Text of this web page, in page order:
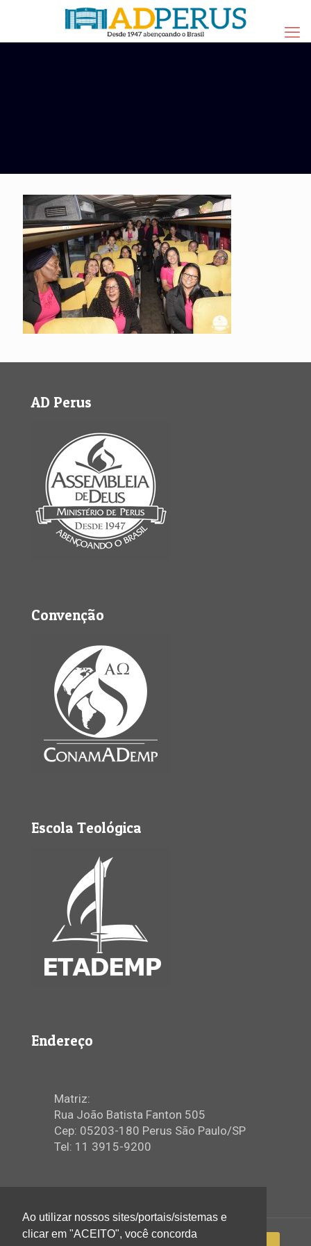
AD Perus
Convenção
Escola Teológica
Endereço
Matriz:
Rua João Batista Fanton 505
Cep: 05203-180 Perus São Paulo/SP
Tel: 11 3915-9200
Ao utilizar nossos sites/portais/sistemas e
clicar em "ACEITO", você concorda